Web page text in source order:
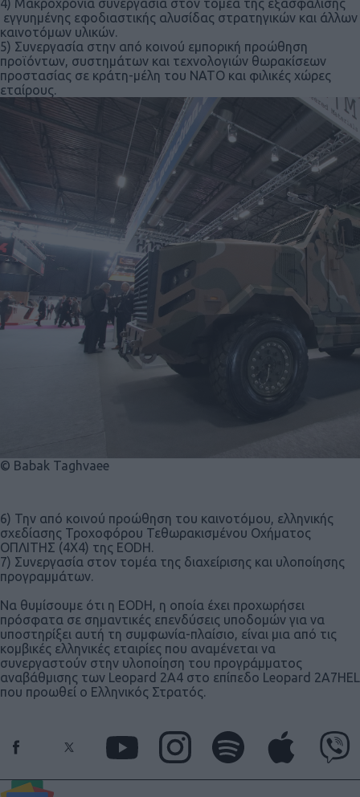
4) Μακροχρόνια συνεργασία στον τομέα της εξασφάλισης
εγγυημένης εφοδιαστικής αλυσίδας στρατηγικών και άλλων
καινοτόμων υλικών.
5) Συνεργασία στην από κοινού εμπορική προώθηση
προϊόντων, συστημάτων και τεχνολογιών θωρακίσεων
προστασίας σε κράτη-μέλη του ΝΑΤΟ και φιλικές χώρες
εταίρους.
© Babak Taghvaee
6) Την από κοινού προώθηση του καινοτόμου, ελληνικής
σχεδίασης Τροχοφόρου Τεθωρακισμένου Οχήματος
ΟΠΛΙΤΗΣ (4Χ4) της EODH.
7) Συνεργασία στον τομέα της διαχείρισης και υλοποίησης
προγραμμάτων.
Να θυμίσουμε ότι η EODH, η οποία έχει προχωρήσει
πρόσφατα σε σημαντικές επενδύσεις υποδομών για να
υποστηρίξει αυτή τη συμφωνία-πλαίσιο, είναι μια από τις
κομβικές ελληνικές εταιρίες που αναμένεται να
συνεργαστούν στην υλοποίηση του προγράμματος
αναβάθμισης των Leopard 2A4 στο επίπεδο Leopard 2A7HEL
που προωθεί ο Ελληνικός Στρατός.